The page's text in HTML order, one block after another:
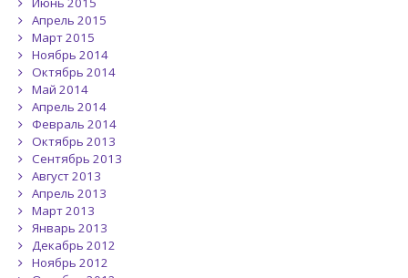
Апрель 2015
Март 2015
Ноябрь 2014
Октябрь 2014
Май 2014
Апрель 2014
Февраль 2014
Октябрь 2013
Сентябрь 2013
Август 2013
Апрель 2013
Март 2013
Январь 2013
Декабрь 2012
Ноябрь 2012